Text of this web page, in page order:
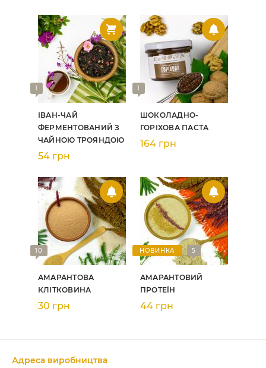
1
ІВАН-ЧАЙ
ФЕРМЕНТОВАНИЙ З
ЧАЙНОЮ ТРОЯНДОЮ
54 грн
1
ШОКОЛАДНО-
ГОРІХОВА ПАСТА
164 грн
10
АМАРАНТОВА
КЛІТКОВИНА
30 грн
НОВИНКА 5
АМАРАНТОВИЙ
ПРОТЕЇН
44 грн
Адреса виробництва